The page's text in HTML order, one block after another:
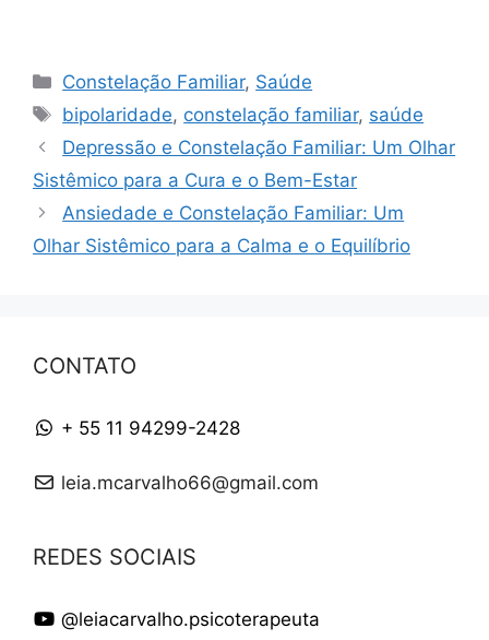
Categorias
Constelação Familiar, Saúde
Tags
bipolaridade, constelação familiar, saúde
Depressão e Constelação Familiar: Um Olhar
Sistêmico para a Cura e o Bem-Estar
Ansiedade e Constelação Familiar: Um
Olhar Sistêmico para a Calma e o Equilíbrio
CONTATO
+ 55 11 94299-2428
leia.mcarvalho66@gmail.com
REDES SOCIAIS
@leiacarvalho.psicoterapeuta